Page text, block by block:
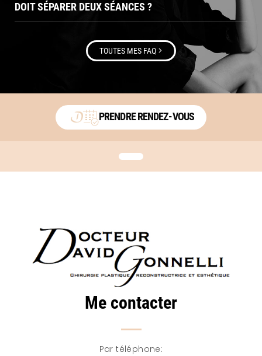
DOIT SÉPARER DEUX SÉANCES ?
TOUTES MES FAQ >
PRENDRE RENDEZ-VOUS
Me contacter
Par téléphone: